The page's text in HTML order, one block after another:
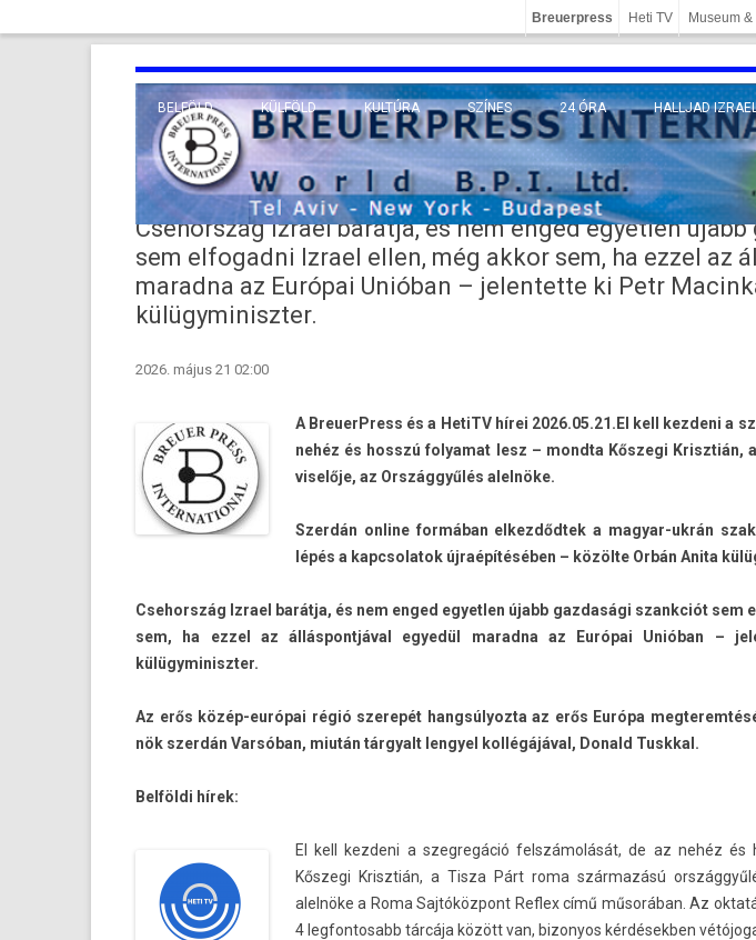
Breuerpress Heti TV Museum
BELFÖLD KÜLFÖLD
EURÓPA
KÖZEL-KELET
TÁVOL-KELET
TENGERENTÚL
KULTÚRA
TUDOMÁNY
VALLÁS
SZÍNES 24 ÓRA HALLJAD
Csehország Izrael barátja, és nem enged egyetlen
sem elfogadni Izrael ellen, még akkor sem, ha ezzel az
maradna az Európai Unióban – jelentette ki Petr
külügyminiszter.
2026. május 21 02:00
A BreuerPress és a HetiTV hírei 2026.05.21. El kell kez­deni a
nehéz és hosszú folyamat lesz – mondta Kőszegi
viselője, az Országgyűlés alelnöke.
Szerdán on­line formában el­kezdőd­tek a magyar-ukrán
lépés a kapcsolatok újraépítésében – közölte Orbán Anita
Csehország Iz­rael barátja, és nem enged egyetl­en újabb gaz­dasági szankciót sem
sem, ha ezzel az állás­pontjáv­al egyedül marad­na az Európai Unióban –
külügyminiszt­er.
Az erős közép-európai régió szerepét han­gsúlyoz­ta az erős Európa
nök szerdán Varsóban, miután tár­gyalt len­gyel kollégájával, Donald Tuskk­al.
Belföldi hírek:
El kell kez­deni a szeg­regáció felszámolását, de az nehéz
Kőszegi Krisztián, a Tisza Párt roma származású
alelnöke a Roma Sajtóközpont Re­flex című műsorában. Az
4 leg­fontosabb tárcája között van, bi­zonyos kér­désekb­en